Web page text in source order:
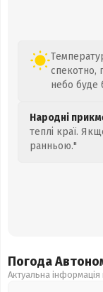
спекотно,
небо буде
Народні
теплі краї.
ранньою."
Погода
Актуальна